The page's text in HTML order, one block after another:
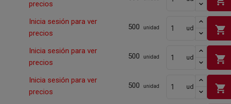
precios
Inicia sesión para ver
precios
500 unidad ud shopping_cart
Inicia sesión para ver
precios
500 unidad ud shopping_cart
Inicia sesión para ver
precios
500 unidad ud shopping_cart